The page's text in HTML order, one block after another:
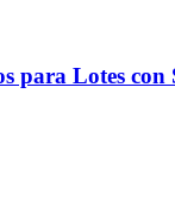
para Lotes con